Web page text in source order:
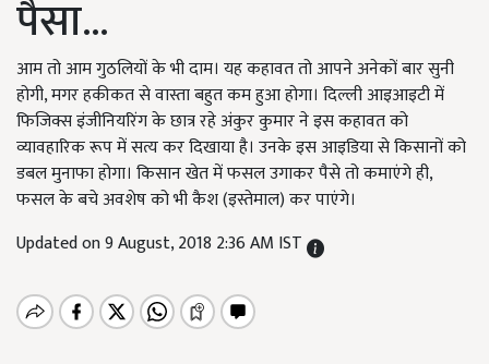
पैसा...
आम तो आम गुठलियों के भी दाम। यह कहावत तो आपने अनेकों बार सुनी
होगी, मगर हकीकत से वास्ता बहुत कम हुआ होगा। दिल्ली आइआइटी में
फिजिक्स इंजीनियरिंग के छात्र रहे अंकुर कुमार ने इस कहावत को
व्यावहारिक रूप में सत्य कर दिखाया है। उनके इस आइडिया से किसानों को
डबल मुनाफा होगा। किसान खेत में फसल उगाकर पैसे तो कमाएंगे ही,
फसल के बचे अवशेष को भी कैश (इस्तेमाल) कर पाएंगे।
Updated on 9 August, 2018 2:36 AM IST